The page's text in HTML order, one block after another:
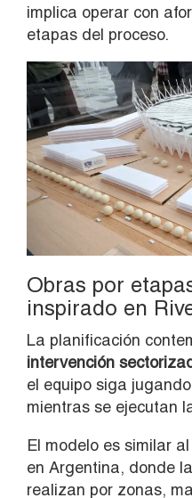
implica operar con
etapas del proceso.
Obras por
inspirado en
La planificación
intervención
el equipo siga
mientras se ejecutan
El modelo es similar
en Argentina, donde
realizan por zonas,